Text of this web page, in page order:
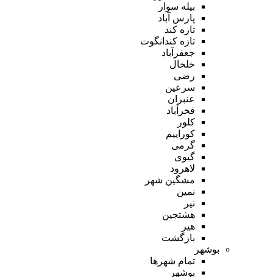
بیله سوار
پارس آباد
تازه کند
تازه کندانگوت
جعفرآباد
خلخال
رضی
سرعین
عنبران
فخرآباد
کلور
کوراییم
گرمی
گیوی
لاهرود
مشگین شهر
نمین
نیر
هشتجین
هیر
بازگشت
بوشهر
تمام شهر‌ها
بوشهر